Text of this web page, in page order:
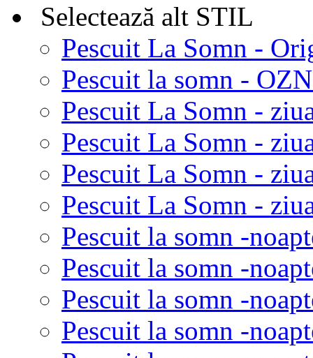
Selectează alt STIL
Pescuit La Somn -
Pescuit la somn -
Pescuit La Somn -
Pescuit La Somn -
Pescuit La Somn -
Pescuit La Somn -
Pescuit la somn -
Pescuit la somn -
Pescuit la somn -
Pescuit la somn -